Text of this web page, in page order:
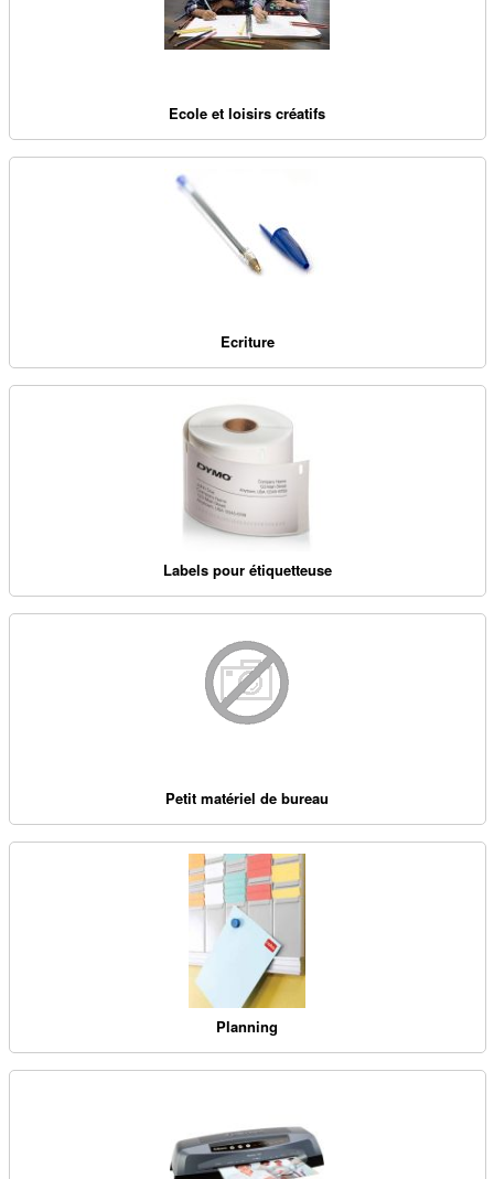
Ecole et loisirs créatifs
Ecriture
Labels pour étiquetteuse
Petit matériel de bureau
Planning